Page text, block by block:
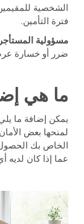
فترة التأمين.
مسؤولية
ضرر أو خسارة
ما هي
يمكن إضافة ما
لمنحها بعض
الخاص بك الحصول
عما إذا كان لديه